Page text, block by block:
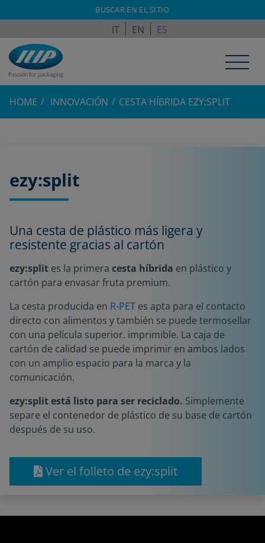
IT EN ES
BUSCAR EN EL SITIOILPAGROUP.COM
HOME INNOVACIÓN CESTA HÍBRIDA EZY:SPLIT
ezy:split
Una cesta de plástico más ligera y
resistente gracias al cartón
ezy:split es la primera cesta híbrida en plástico y
cartón para envasar fruta premium.
La cesta producida en R-PET es apta para el contacto
directo con alimentos y también se puede termosellar
con una película superior. imprimible. La caja de
cartón de calidad se puede imprimir en ambos lados
con un amplio espacio para la marca y la
comunicación.
ezy:split está listo para ser reciclado. Simplemente
separe el contenedor de plástico de su base de cartón
después de su uso.
Ver el folleto de ezy:split